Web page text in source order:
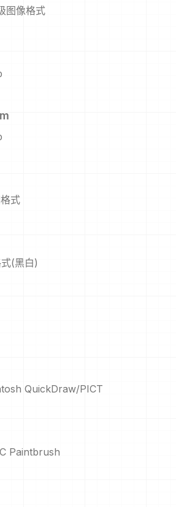
图像格式
式
(黑白)
QuickDraw/PICT
Paintbrush